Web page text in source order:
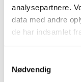
analysepartnere.
data med andre
de har indsamlet
Nødvendig
Min vision for
godt produkt
føler sig
Mit personale